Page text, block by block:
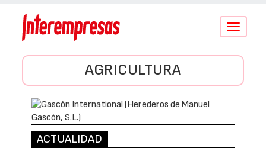
Conmutar
AGRICULTURA
ACTUALIDAD